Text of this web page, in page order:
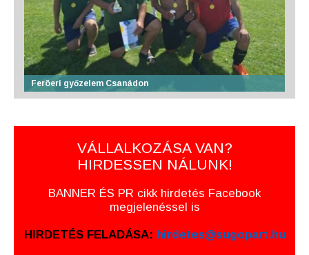
Feröeri győzelem Csanádon
VÁLLALKOZÁSA VAN?
HIRDESSEN NÁLUNK!
BANNER ÉS PR cikk hirdetés Facebook
megjelenéssel is
HIRDETÉS FELADÁSA: hirdetes@sugopart.hu